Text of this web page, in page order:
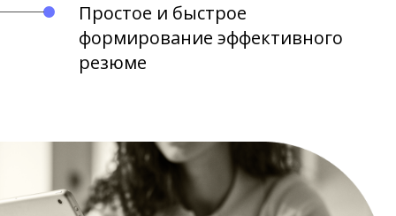
Простое и быстрое
формирование эффективного
резюме